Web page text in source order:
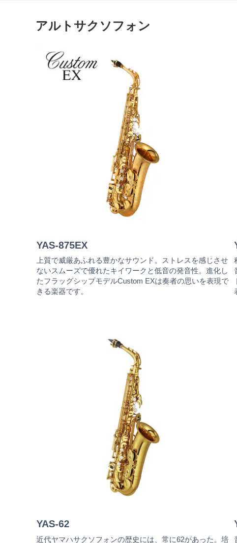
アルトサクソフォン
YAS-875EX
上質で威厳あふれる豊かなサウンド。ストレスを感じさせ
ないスムーズで優れたキイワークと低音の発音性。進化し
たフラッグシップモデルCustom EXは奏者の思いを表現で
きる楽器です。
YAS-62
近代ヤマハサクソフォンの歴史には、常に62があった。培